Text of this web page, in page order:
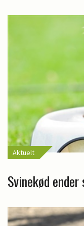
Aktuelt
Svinekød